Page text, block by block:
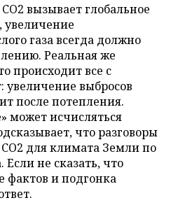
вызывает глобальное
увеличение
газа всегда должно
Реальная же
происходит все с
увеличение выбросов
после потепления.
может исчисляться
что разговоры
СО2 для климата Земли по
не сказать, что
фактов и подгонка